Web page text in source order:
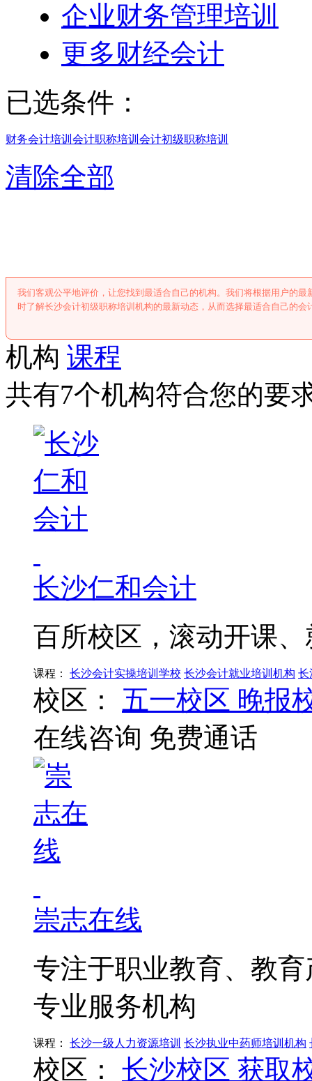
企业财务管理培训
更多财经会计
已选条件：
财务会计培训 会计职称培训 会计初级职称培训
清除全部
我们客观公平地评价，让您找到最适合自己的机构。我们将根据用户的
时了解长沙会计初级职称培训机构的最新动态，从而选择最适合自己的会
机构 课程
共有7个机构符合您的要
长沙仁和会计
百所校区，滚动开课
课程： 长沙会计实操培训学校 长沙会计就业培训机构 长
校区： 五一校区 晚报
在线咨询 免费通话
崇志在线
专注于职业教育、教
专业服务机构
课程： 长沙一级人力资源培训 长沙执业中药师培训机构
校区： 长沙校区 获取